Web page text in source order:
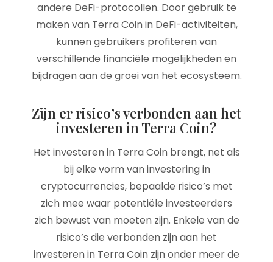
andere DeFi-protocollen. Door gebruik te
maken van Terra Coin in DeFi-activiteiten,
kunnen gebruikers profiteren van
verschillende financiële mogelijkheden en
bijdragen aan de groei van het ecosysteem.
Zijn er risico’s verbonden aan het
investeren in Terra Coin?
Het investeren in Terra Coin brengt, net als
bij elke vorm van investering in
cryptocurrencies, bepaalde risico’s met
zich mee waar potentiële investeerders
zich bewust van moeten zijn. Enkele van de
risico’s die verbonden zijn aan het
investeren in Terra Coin zijn onder meer de